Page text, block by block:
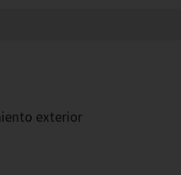
exterior